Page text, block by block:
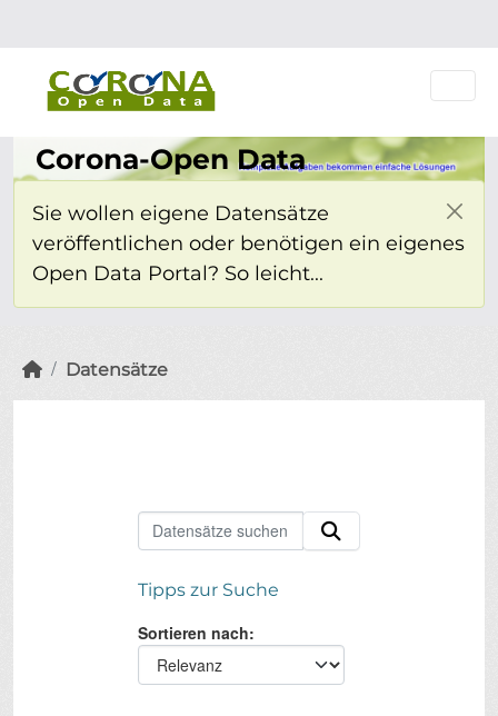
Corona-Open Data
Sie wollen eigene Datensätze
veröffentlichen oder benötigen ein eigenes
Open Data Portal? So leicht...
Datensätze
Tipps zur Suche
Sortieren nach